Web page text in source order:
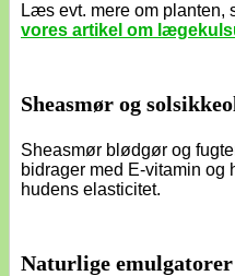
Læs evt. mere om planten,
vores artikel om
Sheasmør og
Sheasmør blødgør og
bidrager med E-vitamin
hudens elasticitet.
Naturlige